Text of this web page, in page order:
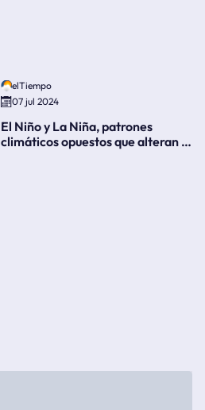
elTiempo
07 jul 2024
El Niño y La Niña, patrones
climáticos opuestos que alteran la